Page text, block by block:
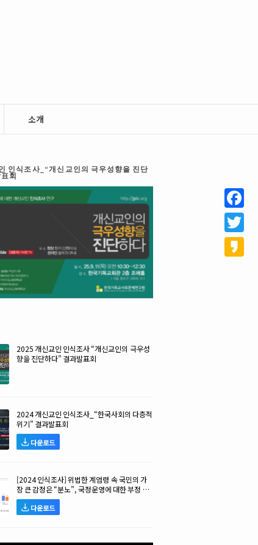
소개
인식조사_“개신교인의 극우성향을 진단
회
2025 개신교인 인식조사 “개신교인의 극우성
향을 진단하다” 결과발표회
2024 개신교인 인식조사_“한국사회의 다층적
위기” 결과발표회
다운로드
[2024 인식조사] 위법한 계엄령 속 국민의 가
장 큰 감정은 “분노”, 국정운영에 대한 부정 평
가 높아!
다운로드
Twitter